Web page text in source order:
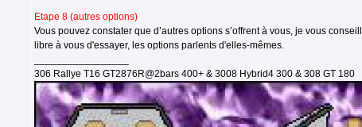
Etape 8 (autres options)
Vous pouvez constater que d’autres options s’offrent à vous, je vous
libre à vous d'essayer, les options parlents d'elles-mêmes.
306 Rallye T16 GT2876R@2bars 400+ & 3008 Hybrid4 300 & 308 GT 180